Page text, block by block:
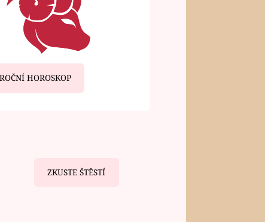
ROČNÍ HOROSKOP
ZKUSTE ŠTĚSTÍ